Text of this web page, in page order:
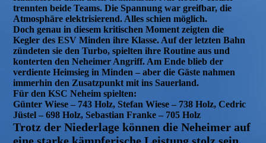
trennten beide Teams. Die Spannung war greifbar, die
Atmosphäre elektrisierend. Alles schien möglich.
Doch genau in diesem kritischen Moment zeigten die
Kegler des ESV Minden ihre Klasse. Auf der letzten Bahn
zündeten sie den Turbo, spielten ihre Routine aus und
konterten den Neheimer Angriff. Am Ende blieb der
verdiente Heimsieg in Minden – aber die Gäste nahmen
immerhin den Zusatzpunkt mit ins Sauerland.
Für den KSC Neheim spielten:
Günter Wiese – 743 Holz, Stefan Wiese – 738 Holz, Cedric
Jüstel – 698 Holz, Sebastian Franke – 705 Holz
Trotz der Niederlage können die Neheimer auf